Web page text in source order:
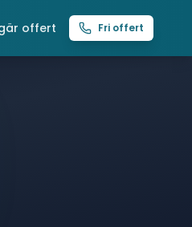
offert Fri offert